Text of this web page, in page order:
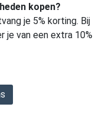
kopen?
je 5% korting. Bij
je van een extra 10%